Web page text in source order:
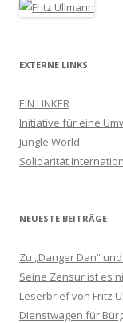
EXTERNE LINKS
EIN LINKER
Initiative für eine
Jungle World
Solidarität
NEUESTE BEITRÄGE
Zu „Danger Dan“
Seine Zensur ist es
Leserbrief von Fritz
Dienstwagen für